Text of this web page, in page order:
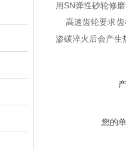
用SN弹性砂轮修
高速齿轮要求齿
渗碳淬火后会产生
您的